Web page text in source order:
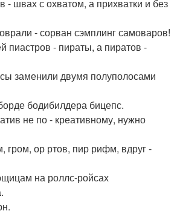
- швах с охватом, а прихватки и без
- сорван сэмплинг самоваров!
пиастров - пираты, а пиратов -
заменили двумя полуполосами
бодибилдера бицепс.
не по - креативному, нужно
гром, ор ртов, пир рифм, вдруг -
на роллс-ройсах